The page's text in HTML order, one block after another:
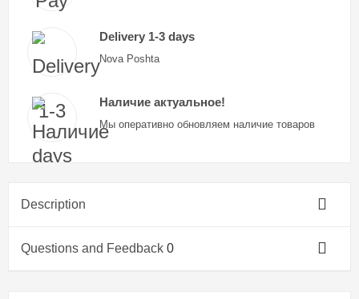
Delivery 1-3 days
Nova Poshta
Наличие актуальное!
Мы оперативно обновляем наличие товаров
Description
Questions and Feedback 0